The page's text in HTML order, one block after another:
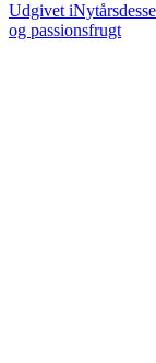
Udgivet i
og passionsfrugt